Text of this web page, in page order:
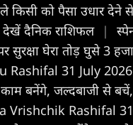
किसी को पैसा उधार देने
दैनिक राशिफल |
सुरक्षा घेरा तोड़ घुसे 3
Rashifal 31 July 2026:
काम बनेंगे, जल्दबाजी से
Vrishchik Rashifal